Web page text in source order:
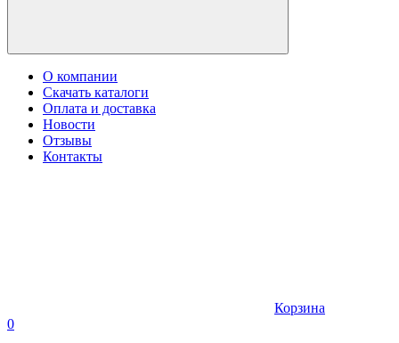
О компании
Скачать каталоги
Оплата и доставка
Новости
Отзывы
Контакты
Корзина
0